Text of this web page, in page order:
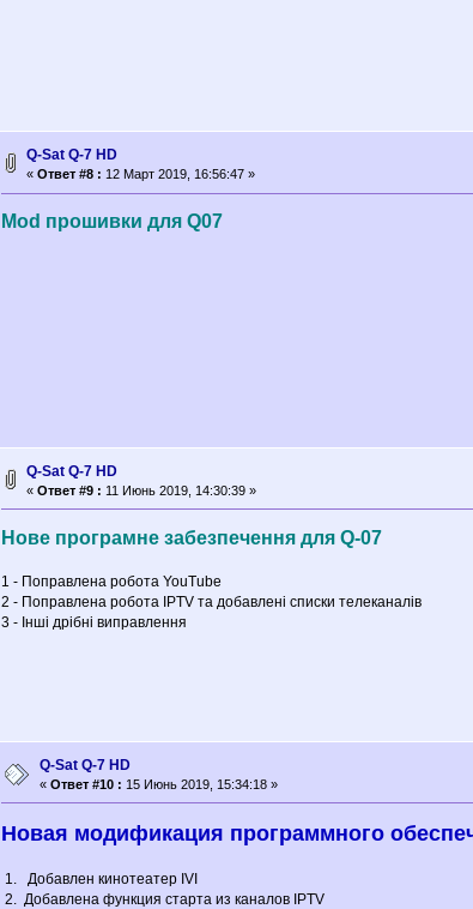
Q-Sat Q-7 HD
«Ответ #8 : 12 Март 2019, 16:56:47 »
Mod прошивки для Q07
Q-Sat Q-7 HD
«Ответ #9 : 11 Июнь 2019, 14:30:39 »
Нове програмне забезпечення для Q-07
1 - Поправлена робота YouTube
2 - Поправлена робота IPTV та добавлені списки телеканалів
3 - Інші дрібні виправлення
Q-Sat Q-7 HD
«Ответ #10 : 15 Июнь 2019, 15:34:18 »
Новая модификация программного
1. Добавлен кинотеатер IVI
2. Добавлена функция старта из каналов IPTV